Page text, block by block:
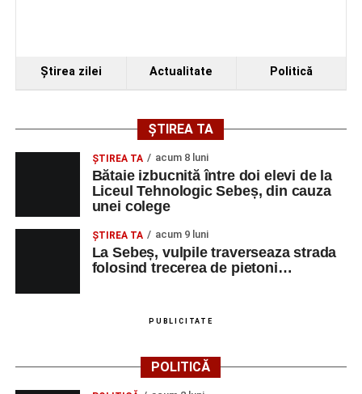
Ştirea zilei Actualitate Politică
ȘTIREA TA
ŞTIREA TA acum 8 luni
Bătaie izbucnită între doi elevi de la
Liceul Tehnologic Sebeș, din cauza
unei colege
ŞTIREA TA acum 9 luni
La Sebeș, vulpile traverseaza strada
folosind trecerea de pietoni…
PUBLICITATE
POLITICĂ